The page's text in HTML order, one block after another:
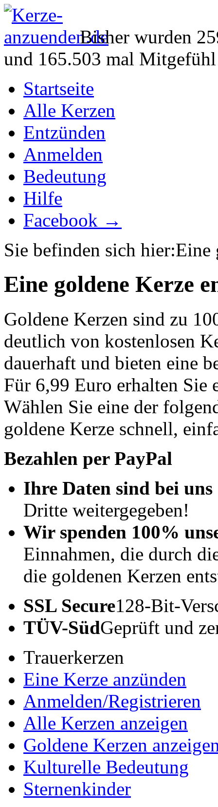
Bisher wurden
und 165.503 mal
Startseite
Alle Kerzen
Entzünden
Anmelden
Bedeutung
Hilfe
Facebook →
Sie befinden sich hier:Eine
Eine goldene Kerze
Goldene Kerzen sind zu
deutlich von kostenlosen
dauerhaft und bieten eine
Für 6,99 Euro erhalten Sie
Wählen Sie eine der
goldene Kerze schnell,
Bezahlen per PayPal
Ihre Daten sind bei uns
Dritte weitergegeben!
Wir spenden 100%
Einnahmen, die durch
die goldenen Kerzen
SSL Secure128-Bit-
TÜV-SüdGeprüft und
Trauerkerzen
Eine Kerze anzünden
Anmelden/Registrieren
Alle Kerzen anzeigen
Goldene Kerzen
Kulturelle Bedeutung
Sternenkinder